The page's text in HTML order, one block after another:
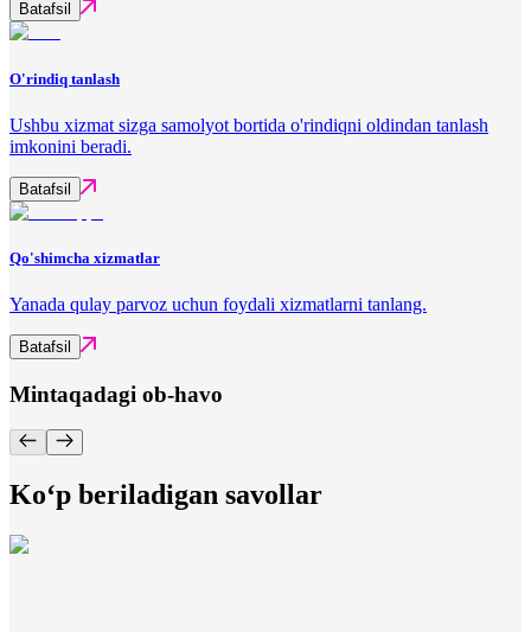
Batafsil
O'rindiq tanlash
Ushbu xizmat sizga samolyot bortida o'rindiqni oldindan tanlash
imkonini beradi.
Batafsil
Qo'shimcha xizmatlar
Yanada qulay parvoz uchun foydali xizmatlarni tanlang.
Batafsil
Mintaqadagi ob-havo
Ko‘p beriladigan savollar